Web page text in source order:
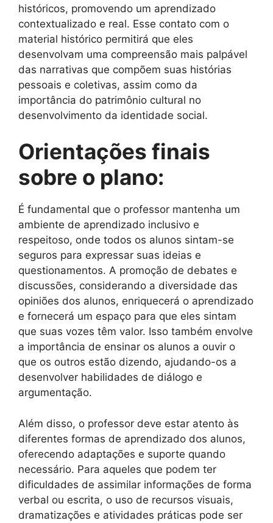
históricos, promovendo um aprendizado
contextualizado e real. Esse contato com o
material histórico permitirá que eles
desenvolvam uma compreensão mais palpável
das narrativas que compõem suas histórias
pessoais e coletivas, assim como da
importância do patrimônio cultural no
desenvolvimento da identidade social.
Orientações finais
sobre o plano:
É fundamental que o professor mantenha um
ambiente de aprendizado inclusivo e
respeitoso, onde todos os alunos sintam-se
seguros para expressar suas ideias e
questionamentos. A promoção de debates e
discussões, considerando a diversidade das
opiniões dos alunos, enriquecerá o aprendizado
e fornecerá um espaço para que eles sintam
que suas vozes têm valor. Isso também envolve
a importância de ensinar os alunos a ouvir o
que os outros estão dizendo, ajudando-os a
desenvolver habilidades de diálogo e
argumentação.
Além disso, o professor deve estar atento às
diferentes formas de aprendizado dos alunos,
oferecendo adaptações e suporte quando
necessário. Para aqueles que podem ter
dificuldades de assimilar informações de forma
verbal ou escrita, o uso de recursos visuais,
dramatizações e atividades práticas pode ser